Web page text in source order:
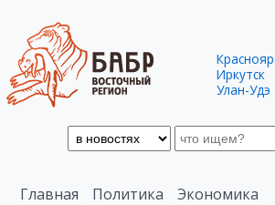
Иркутск
Улан-Удэ
Главная Политика
Экономика